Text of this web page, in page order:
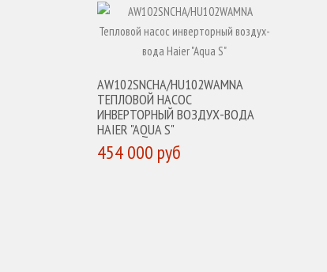
AW102SNCHA/HU102WAMNA
ТЕПЛОВОЙ НАСОС
ИНВЕРТОРНЫЙ ВОЗДУХ-ВОДА
HAIER "AQUA S"
454 000 руб